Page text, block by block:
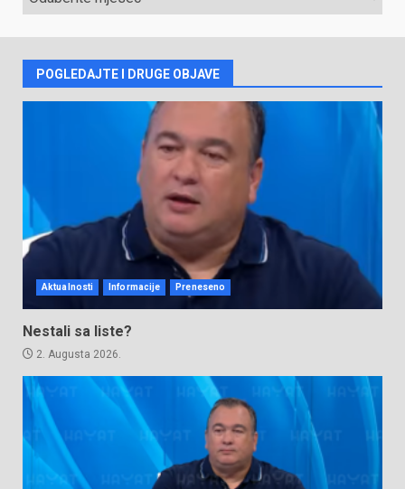
VIJESTI
POGLEDAJTE I DRUGE OBJAVE
Aktualnosti Informacije Preneseno
Nestali sa liste?
2. Augusta 2026.